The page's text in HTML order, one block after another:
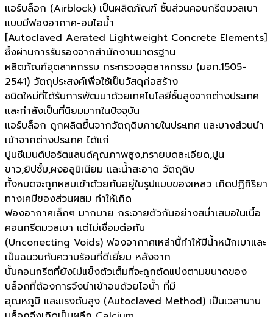
แอร์บล็อก (Airblock) เป็นผลิตภัณฑ์ ชิ้นส่วนคอนกรีตมวลเบา
แบบมีฟองอากาศ-อบไอน้ำ
[Autoclaved Aerated Lightweight Concrete Elements]
ซึ้งผ่านการรับรองจากสำนักงานมาตรฐาน
ผลิตภัณฑ์อุตสาหกรรม กระทรวงอุตสาหกรรม (มอก.1505-
2541) วัตถุประสงค์เพื่อใช้เป็นวัสดุก่อสร้าง
ชนิดใหม่ที่ได้รับการพัฒนาด้วยเทคโนโลยีชั้นสูงจากต่างประเทศ
และกำลังเป็นที่นิยมมากในปัจจุบัน
แอร์บล็อก ถูกผลิตขึ้นจากวัตถุดิบภายในประเทศ และบางส่วนนำ
เข้าจากต่างประเทศ ได้แก่
ปูนซีเมนต์ปอร์ตแลนด์คุณภาพสูง,ทรายบดละเอียด,ปูน
ขาว,ยิปซั้ม,ผงอลูมิเนียม และน้ำสะอาด วัตถุดิบ
ทั้งหมดจะถูกผสมเข้าด้วยกันอยู่ในรูปแบบของเหลว เกิดปฏิกิริยา
ทางเคมีของส่วนผสม ทำให้เกิด
ฟองอากาศเล็กๆ มากมาย กระจายตัวกันอย่างสม่ำเสมอในเนื้อ
คอนกรีตมวลเบา แต่ไม่เชื่อมต่อกัน
(Unconecting Voids) ฟองอากาศเหล่านี้ทำให้มีน้ำหนักเบาและ
เป็นฉนวนกันความร้อนที่ดีเยี่ยม หลังจาก
นั้นคอนกรีตที่ยังไม่แข็งตัวเต็มที่จะถูกตัดแบ่งตามขนาดของ
บล็อกที่ต้องการจึงนำเข้าอบด้วยไอน้ำ ที่มี
อุณหภูมิ และแรงดันสูง (Autoclaved Method) เป็นเวลานาน